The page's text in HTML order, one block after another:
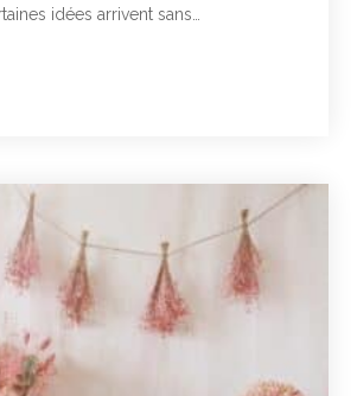
idées arrivent sans…